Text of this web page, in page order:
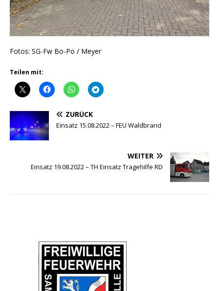
Fotos: SG-Fw Bo-Po / Meyer
Teilen mit:
ZURÜCK
Einsatz 15.08.2022 – FEU Waldbrand
WEITER
Einsatz 19.08.2022 – TH Einsatz Tragehilfe RD